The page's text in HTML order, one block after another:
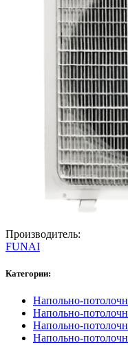
Производитель:
FUNAI
Категории:
Напольно-
Напольно-
Напольно-
Напольно-